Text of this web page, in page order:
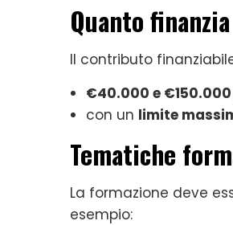
Quanto finanzia
Il contributo
€40.000 e
con un limite
Tematiche
La formazione deve
esempio: